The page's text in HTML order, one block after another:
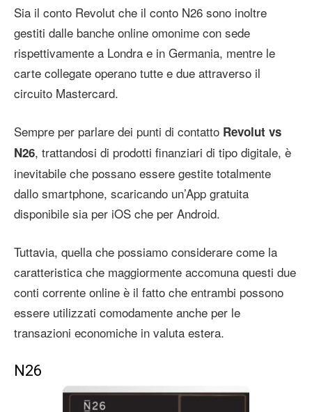
Sia il conto Revolut che il conto N26 sono inoltre
gestiti dalle banche online omonime con sede
rispettivamente a Londra e in Germania, mentre le
carte collegate operano tutte e due attraverso il
circuito Mastercard.
Sempre per parlare dei punti di contatto Revolut vs
N26, trattandosi di prodotti finanziari di tipo digitale, è
inevitabile che possano essere gestite totalmente
dallo smartphone, scaricando un’App gratuita
disponibile sia per iOS che per Android.
Tuttavia, quella che possiamo considerare come la
caratteristica che maggiormente accomuna questi due
conti corrente online è il fatto che entrambi possono
essere utilizzati comodamente anche per le
transazioni economiche in valuta estera.
N26